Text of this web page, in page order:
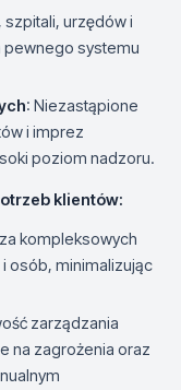
szpitali, urzędów i
pewnego systemu
: Niezastąpione
i imprez
poziom nadzoru.
klientów:
kompleksowych
osób, minimalizując
zarządzania
na zagrożenia oraz